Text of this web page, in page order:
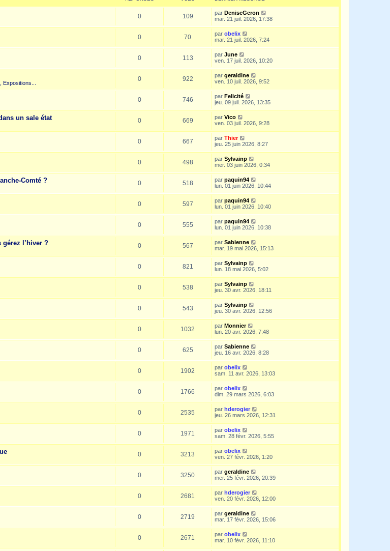
0 109 par DeniseGeron
mar. 21 juil. 2026, 17:38
0 70 par obelix
mar. 21 juil. 2026, 7:24
0 113 par June
ven. 17 juil. 2026, 10:20
0 922 par geraldine
ven. 10 juil. 2026, 9:52
0 746 par Felicité
jeu. 09 juil. 2026, 13:35
un sale état 0 669 par Vico
ven. 03 juil. 2026, 9:28
0 667 par Thier
jeu. 25 juin 2026, 8:27
0 498 par Sylvainp
mer. 03 juin 2026, 0:34
Comté ? 0 518 par paquin94
lun. 01 juin 2026, 10:44
0 597 par paquin94
lun. 01 juin 2026, 10:40
0 555 par paquin94
lun. 01 juin 2026, 10:38
gérez l’hiver ? 0 567 par Sabienne
mar. 19 mai 2026, 15:13
0 821 par Sylvainp
lun. 18 mai 2026, 5:02
0 538 par Sylvainp
jeu. 30 avr. 2026, 18:11
0 543 par Sylvainp
jeu. 30 avr. 2026, 12:56
0 1032 par Monnier
lun. 20 avr. 2026, 7:48
0 625 par Sabienne
jeu. 16 avr. 2026, 8:28
0 1902 par obelix
sam. 11 avr. 2026, 13:03
0 1766 par obelix
dim. 29 mars 2026, 6:03
0 2535 par hderogier
jeu. 26 mars 2026, 12:31
0 1971 par obelix
sam. 28 févr. 2026, 5:55
0 3213 par obelix
ven. 27 févr. 2026, 1:20
0 3250 par geraldine
mer. 25 févr. 2026, 20:39
0 2681 par hderogier
ven. 20 févr. 2026, 12:00
0 2719 par geraldine
mar. 17 févr. 2026, 15:06
0 2671 par obelix
mar. 10 févr. 2026, 11:10